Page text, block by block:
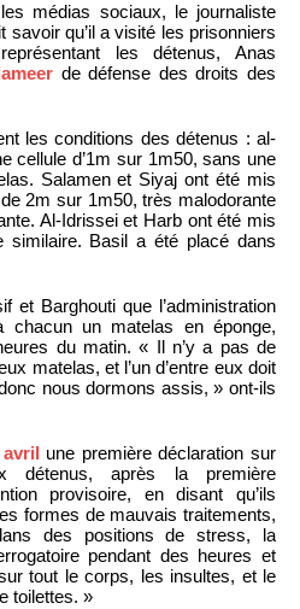
médias sociaux, le journaliste
savoir qu’il a visité les prisonniers
les détenus, Anas
de défense des droits des
les conditions des détenus : al-
cellule d’1m sur 1m50, sans une
Salamen et Siyaj ont été mis
2m sur 1m50, très malodorante
Al-Idrissei et Harb ont été mis
similaire. Basil a été placé dans
et Barghouti que l’administration
chacun un matelas en éponge,
du matin. « Il n’y a pas de
matelas, et l’un d’entre eux doit
nous dormons assis, » ont-ils
une première déclaration sur
détenus, après la première
provisoire, en disant qu’ils
formes de mauvais traitements,
des positions de stress, la
pendant des heures et
tout le corps, les insultes, et le
toilettes. »